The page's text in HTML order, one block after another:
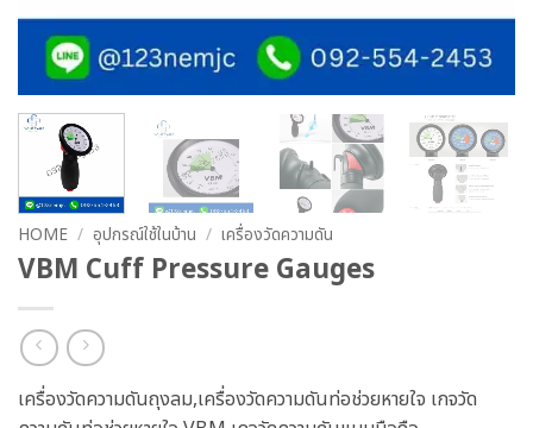
HOME / อุปกรณ์ใช้ในบ้าน / เครื่องวัดความดัน
VBM Cuff Pressure Gauges
เครื่องวัดความดันถุงลม,เครื่องวัดความดันท่อช่วยหายใจ เกจวัด